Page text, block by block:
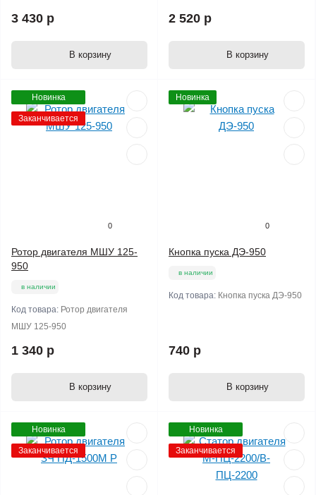
3 430 р
В корзину
2 520 р
В корзину
Новинка
Заканчивается
0
Ротор двигателя МШУ 125-
950
в наличии
Код товара: Ротор двигателя
МШУ 125-950
1 340 р
В корзину
Новинка
0
Кнопка пуска ДЭ-950
в наличии
Код товара: Кнопка пуска ДЭ-950
740 р
В корзину
Новинка
Заканчивается
Новинка
Заканчивается